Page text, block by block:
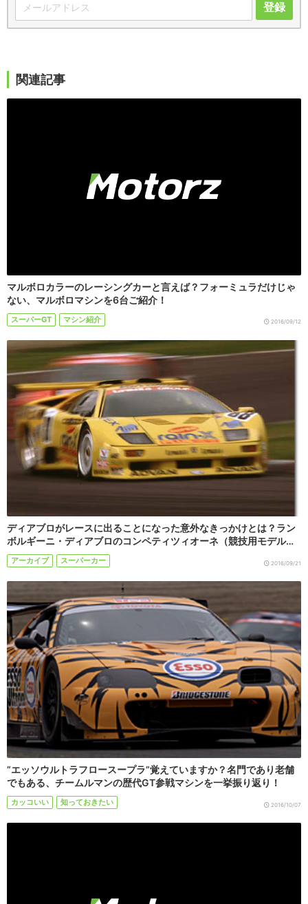
登録
関連記事
マルボロカラーのレーシングカーと言えば？フォーミュラだけじゃ
ない、マルボロマシンを6台ご紹介！
スーパーGT マシン紹介 2016/09/12
ディアブロがレースに出ることになった意外なきっかけとは？ラン
ボルギーニ・ディアブロのコンペティツィオーネ（競技用モデル…
アーカイブ スーパーカー 2016/09/21
”エッソウルトラフロースープラ”覚えていますか？名門であり老舗
でもある、チームルマンの歴代GT参戦マシンを一挙振り返り！
カッコいい 知っておきたい 2016/10/07